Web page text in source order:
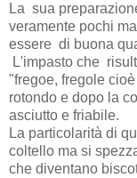
La sua
veramente pochi
essere di buona
L'impasto che
"fregoe, fregole
rotondo e dopo la
asciutto e friabile.
La particolarità di
coltello ma si
che diventano